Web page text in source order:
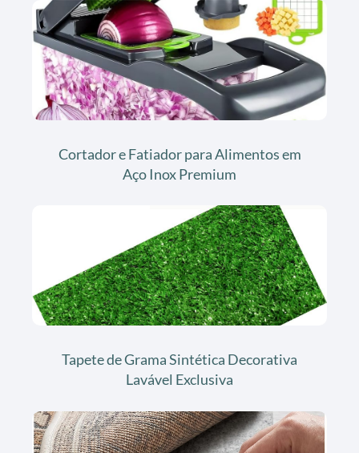
Cortador e Fatiador para Alimentos em
Aço Inox Premium
Tapete de Grama Sintética Decorativa
Lavável Exclusiva